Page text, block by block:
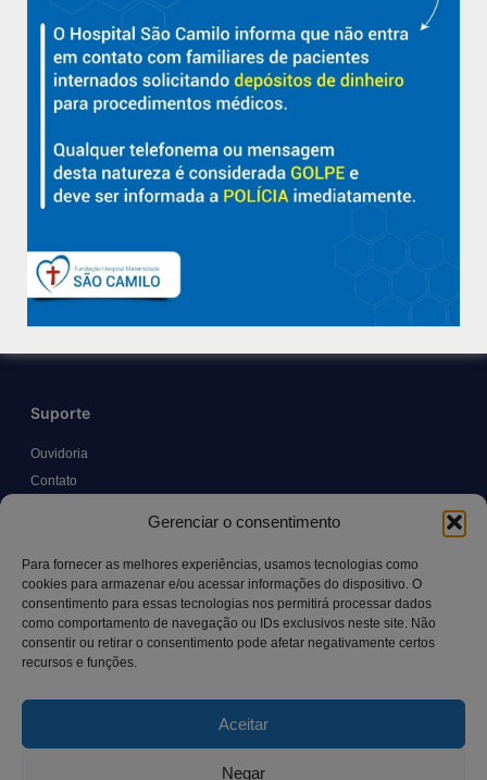
Gerenciar o consentimento
Para fornecer as melhores experiências, usamos tecnologias como
cookies para armazenar e/ou acessar informações do dispositivo. O
consentimento para essas tecnologias nos permitirá processar dados
como comportamento de navegação ou IDs exclusivos neste site. Não
consentir ou retirar o consentimento pode afetar negativamente certos
recursos e funções.
Aceitar
Negar
Aracruz e região.
Sobre
Diretorias
Políticas e Normas
Trabalhe Conosco
Suporte
Ouvidoria
Contato
Canal LGPD e Segurança da Informação
Contato